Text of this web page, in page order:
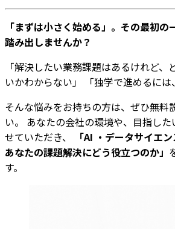
「まずは小さく始める」。その最初
踏み出しませんか？
「解決したい業務課題はあるけれど
いかわからない」 「独学で進めるには
そんな悩みをお持ちの方は、ぜひ無料
い。 あなたの会社の環境や、目指し
せていただき、
「AI ・データサイエ
あなたの課題解決にどう役立つのか」
す。